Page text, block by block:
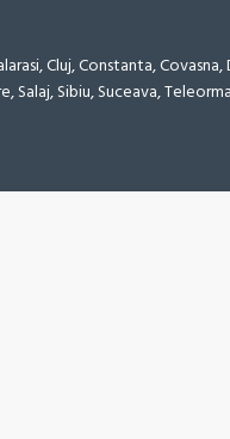
Cluj, Constanta,
Sibiu, Suceava,